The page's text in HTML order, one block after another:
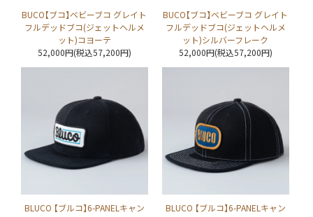
BUCO【ブコ】ベビーブコ グレイト
フルデッドブコ(ジェットヘルメ
ット)コヨーテ
52,000円(税込57,200円)
BUCO【ブコ】ベビーブコ グレイト
フルデッドブコ(ジェットヘルメ
ット)シルバーフレーク
52,000円(税込57,200円)
BLUCO 【ブルコ】6-PANELキャン
BLUCO 【ブルコ】6-PANELキャン